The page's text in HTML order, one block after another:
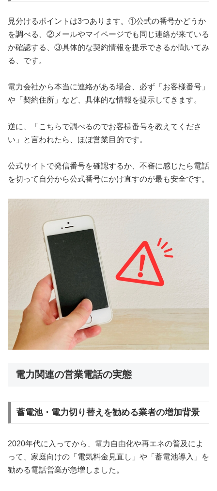
見分けるポイントは3つあります。①公式の番号かどうか
を調べる、②メールやマイページでも同じ連絡が来ている
か確認する、③具体的な契約情報を提示できるか聞いてみ
る、です。
電力会社から本当に連絡がある場合、必ず「お客様番号」
や「契約住所」など、具体的な情報を提示してきます。
逆に、「こちらで調べるのでお客様番号を教えてくださ
い」と言われたら、ほぼ営業目的です。
公式サイトで発信番号を確認するか、不審に感じたら電話
を切って自分から公式番号にかけ直すのが最も安全です。
電力関連の営業電話の実態
蓄電池・電力切り替えを勧める業者の増加背景
2020年代に入ってから、電力自由化や再エネの普及によ
って、家庭向けの「電気料金見直し」や「蓄電池導入」を
勧める電話営業が急増しました。